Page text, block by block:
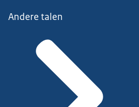
Andere talen